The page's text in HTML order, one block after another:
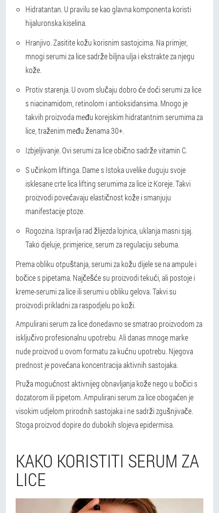
Hidratantan. U pravilu se kao glavna komponenta koristi
hijaluronska kiselina.
Hranjivo. Zasitite kožu korisnim sastojcima. Na primjer,
mnogi serumi za lice sadrže biljna ulja i ekstrakte za njegu
kože.
Protiv starenja. U ovom slučaju dobro će doći serumi za lice
s niacinamidom, retinolom i antioksidansima. Mnogo je
takvih proizvoda među korejskim hidratantnim serumima za
lice, traženim među ženama 30+.
Izbjeljivanje. Ovi serumi za lice obično sadrže vitamin C.
S učinkom liftinga. Dame s Istoka uvelike duguju svoje
isklesane crte lica lifting serumima za lice iz Koreje. Takvi
proizvodi povećavaju elastičnost kože i smanjuju
manifestacije ptoze.
Rogozina. Ispravlja rad žlijezda lojnica, uklanja masni sjaj.
Tako djeluje, primjerice, serum za regulaciju sebuma.
Prema obliku otpuštanja, serumi za kožu dijele se na ampule i
bočice s pipetama. Najčešće su proizvodi tekući, ali postoje i
kreme-serumi za lice ili serumi u obliku gelova. Takvi su
proizvodi prikladni za raspodjelu po koži.
Ampulirani serum za lice donedavno se smatrao proizvodom za
isključivo profesionalnu upotrebu. Ali danas mnoge marke
nude proizvod u ovom formatu za kućnu upotrebu. Njegova
prednost je povećana koncentracija aktivnih sastojaka.
Pruža mogućnost aktivnijeg obnavljanja kože nego u bočici s
dozatorom ili pipetom. Ampulirani serum za lice obogaćen je
visokim udjelom prirodnih sastojaka i ne sadrži zgušnjivače.
Stoga proizvod dopire do dubokih slojeva epidermisa.
KAKO KORISTITI SERUM ZA
LICE